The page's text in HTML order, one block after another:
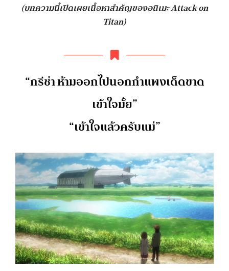
(บทความนี้เปิดเผยเนื้อหาสำคัญของอนิเมะ Attack on
Titan)
“กรีช่า ห้ามออกไปนอกกำแพงเด็ดขาด
เข้าใจมั้ย”
“เข้าใจแล้วครับแม่”